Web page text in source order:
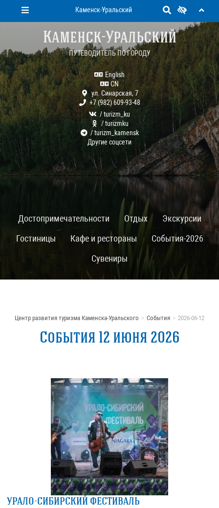
Каменск-Уральский
Каменск-Уральский
ПУТЕВОДИТЕЛЬ ПО ГОРОДУ
English
CN
ул. Синарская, 7
+7 (982) 609-93-48
/ turizm_ku
/ turizmku
/ turizm_kamensk
Другие соцсети
Достопримечательности Отдых
Экскурсии
Гостиницы
Кафе и рестораны
События-2026
Сувениры
Центр развития туризма Каменска-Уральского События 2026-06-12
События 12 июня 2026
УРАЛО-СИБИРСКИЙ ФЕСТИВАЛЬ